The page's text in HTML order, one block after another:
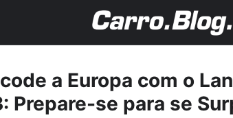
a Europa com o
Prepare-se para se